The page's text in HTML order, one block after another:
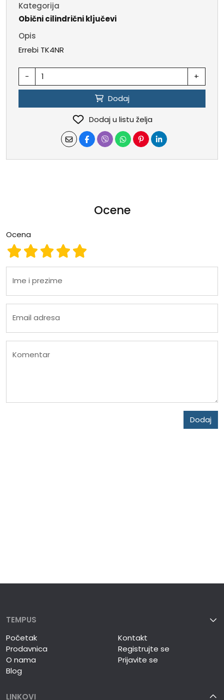
Kategorija
Obični cilindrični ključevi
Opis
Errebi TK4NR
- +
Dodaj
Dodaj u listu želja
Ocene
Ocena
Ocena 5
Ocena 4
Ocena 3
Ocena 2
Ocena 1
Ime i prezime
Email adresa
Komentar
Dodaj
TEMPUS
Početak
Prodavnica
O nama
Blog
Kontakt
Registrujte se
Prijavite se
LINKOVI